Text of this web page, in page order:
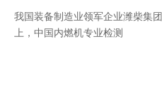
我国装备制造业领军企业潍柴集
上，中国内燃机专业检测